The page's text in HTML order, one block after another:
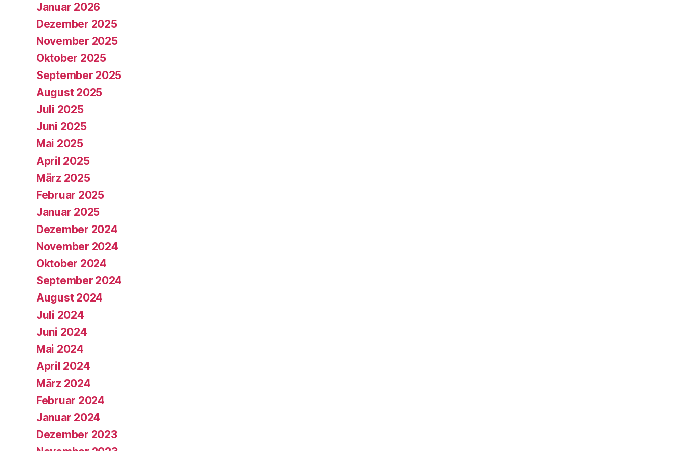
Januar 2026
Dezember 2025
November 2025
Oktober 2025
September 2025
August 2025
Juli 2025
Juni 2025
Mai 2025
April 2025
März 2025
Februar 2025
Januar 2025
Dezember 2024
November 2024
Oktober 2024
September 2024
August 2024
Juli 2024
Juni 2024
Mai 2024
April 2024
März 2024
Februar 2024
Januar 2024
Dezember 2023